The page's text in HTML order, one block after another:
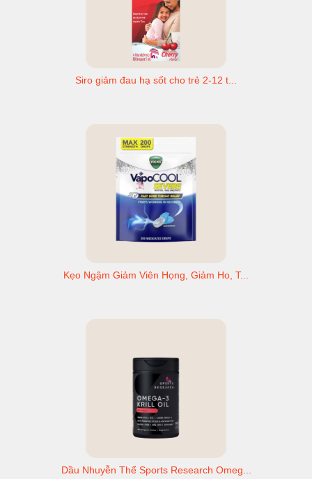
Siro giảm đau hạ sốt cho trẻ 2-12 t...
Kẹo Ngậm Giảm Viên Họng, Giảm Ho, T...
Dầu Nhuyễn Thể Sports Research Omeg...